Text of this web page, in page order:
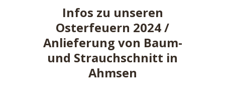
Infos zu unseren
Osterfeuern 2024 /
Anlieferung von Baum-
und Strauchschnitt in
Ahmsen